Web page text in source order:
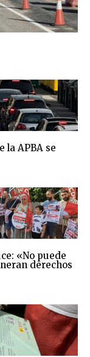
la APBA se
«No puede
derechos